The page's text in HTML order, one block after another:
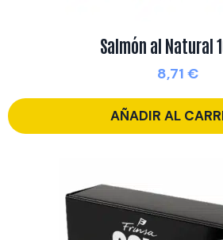
Salmón al Natural
8,71 €
AÑADIR AL